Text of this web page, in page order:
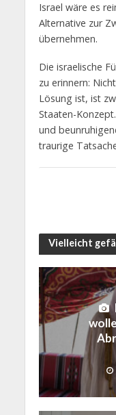
Israel wäre es
Alternative zur
übernehmen.
Die israelische
zu erinnern:
Lösung ist, ist
Staaten-
und
traurige
Vielleicht